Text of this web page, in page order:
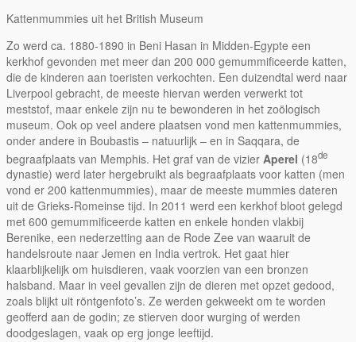
Kattenmummies uit het British Museum
Zo werd ca. 1880-1890 in Beni Hasan in Midden-Egypte een
kerkhof gevonden met meer dan 200 000 gemummificeerde katten,
die de kinderen aan toeristen verkochten. Een duizendtal werd naar
Liverpool gebracht, de meeste hiervan werden verwerkt tot
meststof, maar enkele zijn nu te bewonderen in het zoölogisch
museum. Ook op veel andere plaatsen vond men kattenmummies,
onder andere in Boubastis – natuurlijk – en in Saqqara, de
begraafplaats van Memphis. Het graf van de vizier Aperel (18de
dynastie) werd later hergebruikt als begraafplaats voor katten (men
vond er 200 kattenmummies), maar de meeste mummies dateren
uit de Grieks-Romeinse tijd. In 2011 werd een kerkhof bloot gelegd
met 600 gemummificeerde katten en enkele honden vlakbij
Berenike, een nederzetting aan de Rode Zee van waaruit de
handelsroute naar Jemen en India vertrok. Het gaat hier
klaarblijkelijk om huisdieren, vaak voorzien van een bronzen
halsband. Maar in veel gevallen zijn de dieren met opzet gedood,
zoals blijkt uit röntgenfoto’s. Ze werden gekweekt om te worden
geofferd aan de godin; ze stierven door wurging of werden
doodgeslagen, vaak op erg jonge leeftijd.